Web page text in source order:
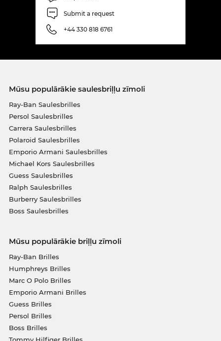
Submit a request
+44 330 818 6761
Mūsu populārākie saulesbriļļu zīmoli
Ray-Ban Saulesbrilles
Persol Saulesbrilles
Carrera Saulesbrilles
Polaroid Saulesbrilles
Emporio Armani Saulesbrilles
Michael Kors Saulesbrilles
Guess Saulesbrilles
Ralph Saulesbrilles
Burberry Saulesbrilles
Boss Saulesbrilles
Mūsu populārākie briļļu zīmoli
Ray-Ban Brilles
Humphreys Brilles
Marc O Polo Brilles
Emporio Armani Brilles
Guess Brilles
Persol Brilles
Boss Brilles